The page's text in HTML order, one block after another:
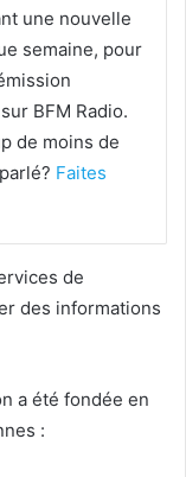
une nouvelle
semaine, pour
BFM Radio.
de moins de
Faites
de
des informations
a été fondée en
: